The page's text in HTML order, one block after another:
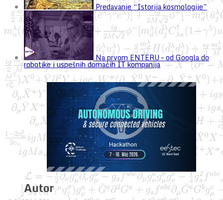
Predavanje “Istorija kosmologije”
Na prvom ENTERU – od Googla do
robotike i uspešnih domaćih IT kompanija
Autor